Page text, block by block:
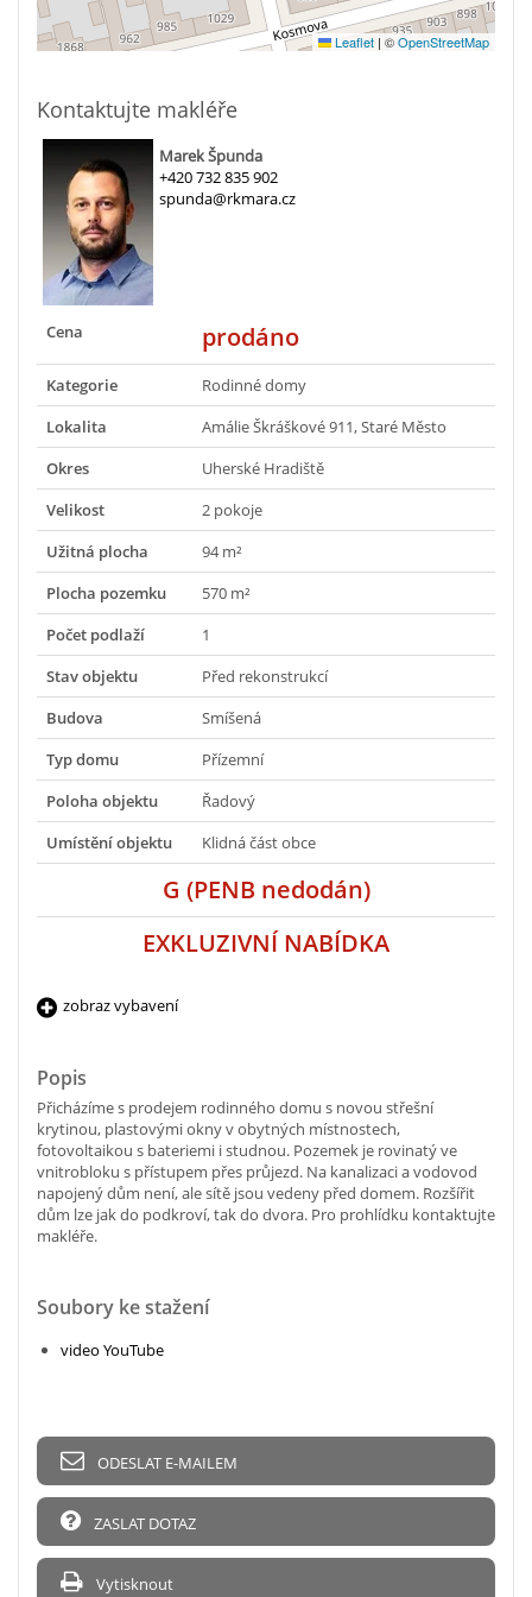
Leaflet | ©OpenStreetMap
Kontaktujte makléře
Marek Špunda
+420 732 835 902
spunda@rkmara.cz
Cena prodáno
Kategorie
Rodinné domy
Lokalita
Amálie Škráškové 911, Staré Město
Okres
Uherské Hradiště
Velikost
2 pokoje
Užitná plocha
94 m²
Plocha pozemku
570 m²
Počet podlaží
1
Stav objektu
Před rekonstrukcí
Budova
Smíšená
Typ domu
Přízemní
Poloha objektu
Řadový
Umístění objektu
Klidná část obce
G (PENB nedodán)
EXKLUZIVNÍ NABÍDKA
zobraz vybavení
Popis
Přicházíme s prodejem rodinného domu s novou střešní
krytinou, plastovými okny v obytných místnostech,
fotovoltaikou s bateriemi i studnou. Pozemek je rovinatý ve
vnitrobloku s přístupem přes průjezd. Na kanalizaci a vodovod
napojený dům není, ale sítě jsou vedeny před domem. Rozšířit
dům lze jak do podkroví, tak do dvora. Pro prohlídku kontaktujte
makléře.
Soubory ke stažení
video YouTube
ODESLAT E-MAILEM
ZASLAT DOTAZ
Vytisknout